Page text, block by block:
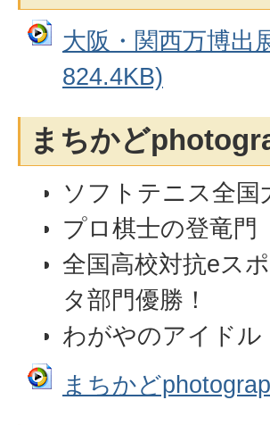
大阪・関西万博出
824.4KB)
まちかど
ソフトテニス全国
プロ棋士の登竜門
全国高校対抗eス
タ部門優勝！
わがやのアイドル
まちかど